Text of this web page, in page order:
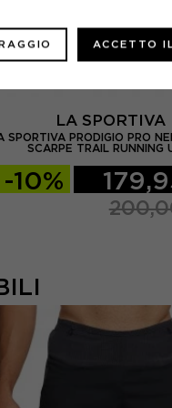
LA
SPORTIVA PRODIGIO PRO
SCARPE TRAIL RUNNING
-10%
ACCETTO